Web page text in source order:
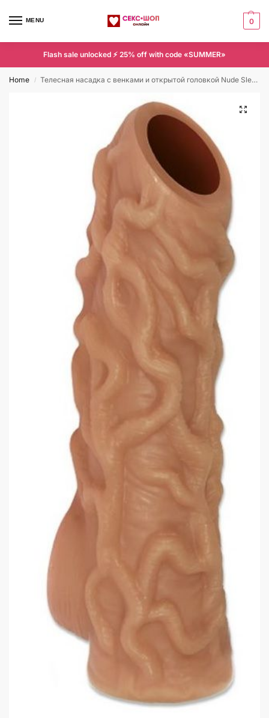
MENU 0
Flash sale unlocked ⚡ 25% off with code «SUMMER»
Home / Телесная насадка с венками и открытой головкой Nude Sleeve M — 12 см.